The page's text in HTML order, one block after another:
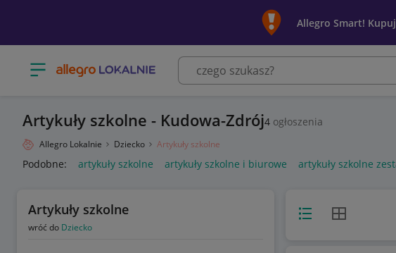
Allegro Smart!
Otwórz menu z kategoriami
Artykuły szkolne - Kudowa-Zdrój4 ogłoszenia
Allegro Lokalnie Dziecko Artykuły szkolne
Podobne: artykuły szkolne artykuły szkolne i biurowe artykuły szkolne
Artykuły szkolne
wróć do Dziecko
Widok listyWidok siatki